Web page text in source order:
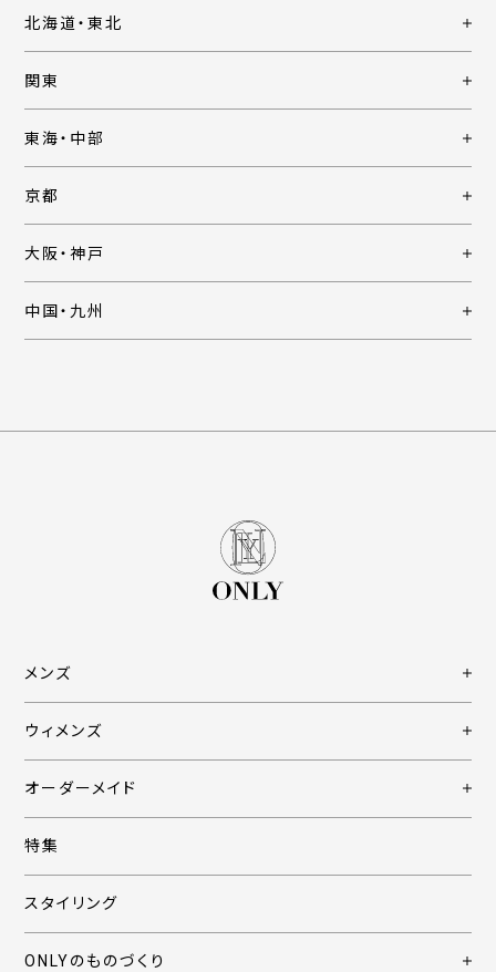
北海道・東北
関東
東海・中部
京都
大阪・神戸
中国・九州
メンズ
ウィメンズ
オーダーメイド
特集
スタイリング
ONLYのものづくり